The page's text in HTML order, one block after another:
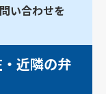
い合わせを
近隣の弁